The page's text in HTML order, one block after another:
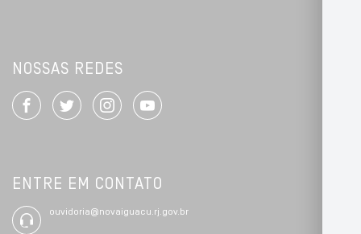
NOSSAS REDES
ENTRE EM CONTATO
ouvidoria@novaiguacu.rj.gov.br